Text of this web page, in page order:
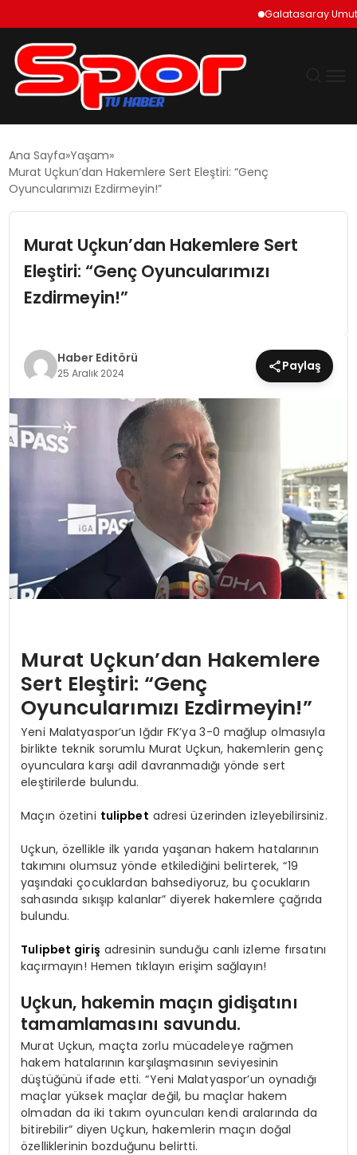
Galatasaray Umut
DÜNYA
SIYASET
EĞITIM
MAGAZIN
SPOR
Ana Sayfa Yaşam
Murat Uçkun’dan Hakemlere Sert Eleştiri: “Genç
Oyuncularımızı Ezdirmeyin!”
Murat Uçkun’dan Hakemlere Sert
Eleştiri: “Genç Oyuncularımızı
Ezdirmeyin!”
Haber Editörü
25 Aralık 2024 Paylaş
Murat Uçkun’dan Hakemlere
Sert Eleştiri: “Genç
Oyuncularımızı Ezdirmeyin!”
Yeni Malatyaspor’un Iğdır FK’ya 3-0 mağlup olmasıyla
birlikte teknik sorumlu Murat Uçkun, hakemlerin genç
oyunculara karşı adil davranmadığı yönde sert
eleştirilerde bulundu.
Maçın özetini tulipbet adresi üzerinden izleyebilirsiniz.
Uçkun, özellikle ilk yarıda yaşanan hakem hatalarının
takımını olumsuz yönde etkilediğini belirterek, “19
yaşındaki çocuklardan bahsediyoruz, bu çocukların
sahasında sıkışıp kalanlar” diyerek hakemlere çağrıda
bulundu.
Tulipbet giriş adresinin sunduğu canlı izleme fırsatını
kaçırmayın! Hemen tıklayın erişim sağlayın!
Uçkun, hakemin maçın gidişatını
tamamlamasını savundu.
Murat Uçkun, maçta zorlu mücadeleye rağmen
hakem hatalarının karşılaşmasının seviyesinin
düştüğünü ifade etti. “Yeni Malatyaspor’un oynadığı
maçlar yüksek maçlar değil, bu maçlar hakem
olmadan da iki takım oyuncuları kendi aralarında da
bitirebilir” diyen Uçkun, hakemlerin maçın doğal
özelliklerinin bozduğunu belirtti.